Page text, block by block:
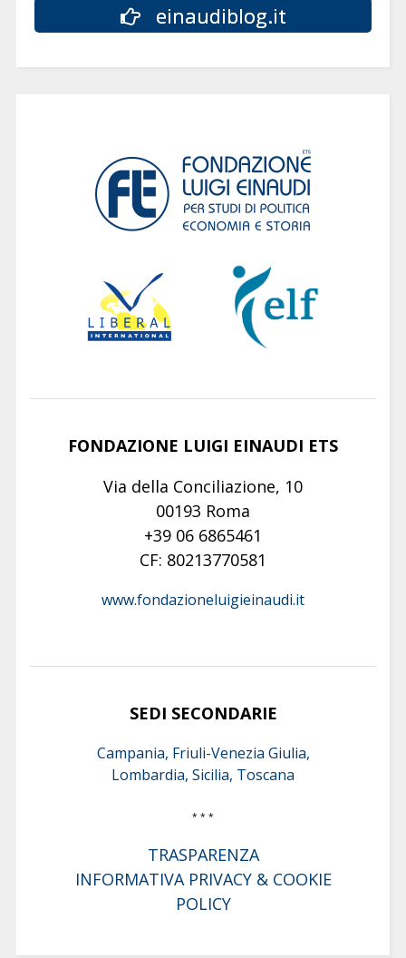
einaudiblog.it
FONDAZIONE LUIGI EINAUDI ETS
Via della Conciliazione, 10
00193 Roma
+39 06 6865461
CF: 80213770581
www.fondazioneluigieinaudi.it
SEDI SECONDARIE
Campania, Friuli-Venezia Giulia,
Lombardia, Sicilia, Toscana
* * *
TRASPARENZA
INFORMATIVA PRIVACY & COOKIE
POLICY